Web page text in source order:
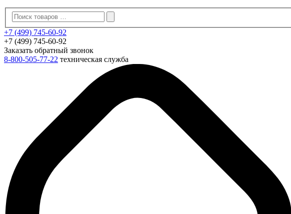
+7 (499) 745-60-92
+7 (499) 745-60-92
Заказать обратный звонок
8-800-505-77-22 техническая служба